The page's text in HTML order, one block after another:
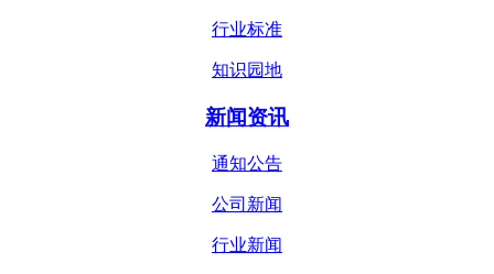
行业标准
知识园地
新闻资讯
通知公告
公司新闻
行业新闻